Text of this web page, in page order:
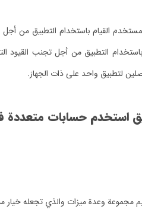
القيام باستخدام التطبيق من أجل
التطبيق من أجل تجنب
لتطبيق واحد على ذات الجهاز.
استخدم حسابات
مجموعة وعدة ميزات والذي تجعله